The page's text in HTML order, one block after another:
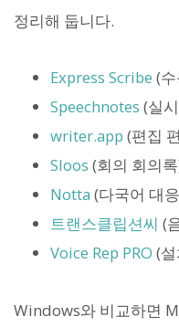
정리해 둡니다.
Express Scribe (
Speechnotes (실
writer.app (편집
Sloos (회의 회의
Notta (다국어 대
트랜스클립션씨 (
Voice Rep PRO (
Windows와 비교하면